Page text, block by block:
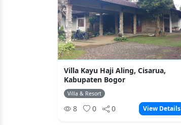
Villa Kayu Haji Aling, Cisarua,
Kabupaten Bogor
Villa & Resort
8 0 0 View Details